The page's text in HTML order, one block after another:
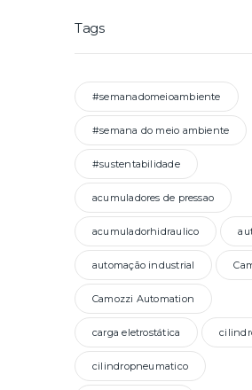
Tags
#semanadomeioambiente
#semana do meio ambiente
#sustentabilidade
acumuladores de pressao
acumuladorhidraulico
automação industrial
Camozzi Automation
carga eletrostática
cilindropneumatico